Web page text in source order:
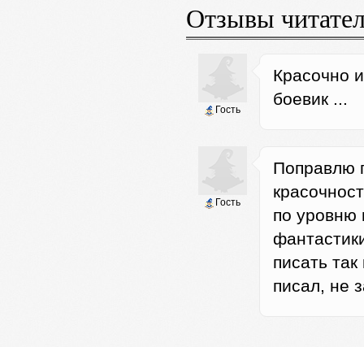
Отзывы
Гость
Красочно
боевик ...
Гость
Поправлю
по уровню
писать
писал, не